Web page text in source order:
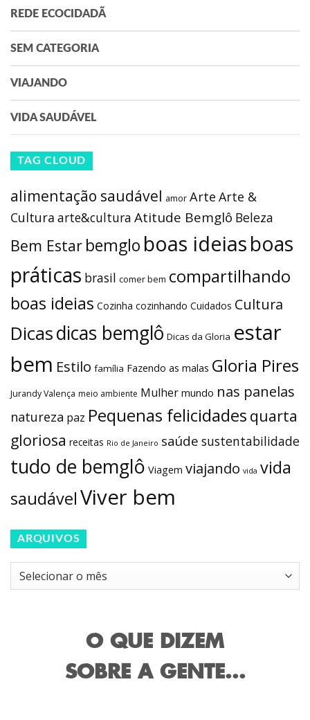
REDE ECOCIDADÃ
SEM CATEGORIA
VIAJANDO
VIDA SAUDÁVEL
TAG CLOUD
alimentação saudável amor Arte Arte &
Cultura arte&cultura Atitude Bemglô Beleza
Bem Estar bemglo boas ideiasboas
práticas brasil comer bem compartilhando
boas ideias Cozinha cozinhando Cuidados Cultura
Dicasdicas bemglô Dicas da Gloria estar
bem Estilo família Fazendo as malas Gloria Pires
Jurandy Valença meio ambiente Mulher mundo nas panelas
natureza paz Pequenas felicidades quarta
gloriosa receitas Rio de Janeiro saúde sustentabilidade
tudo de bemglô Viagem viajando vida vida
saudávelViver bem
ARQUIVOS
Arquivos
O QUE DIZEM
SOBRE A GENTE...